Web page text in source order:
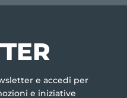
e accedi per
e iniziative